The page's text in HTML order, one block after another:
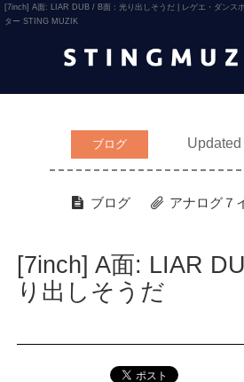
[7inch] A面: LIAR DUB / B面：光り出しそうだ | レゲエ・ダンス
ター STING MUZIK
ブログ
ブログ アナログ７
[7inch] A面: LIAR
り出しそうだ